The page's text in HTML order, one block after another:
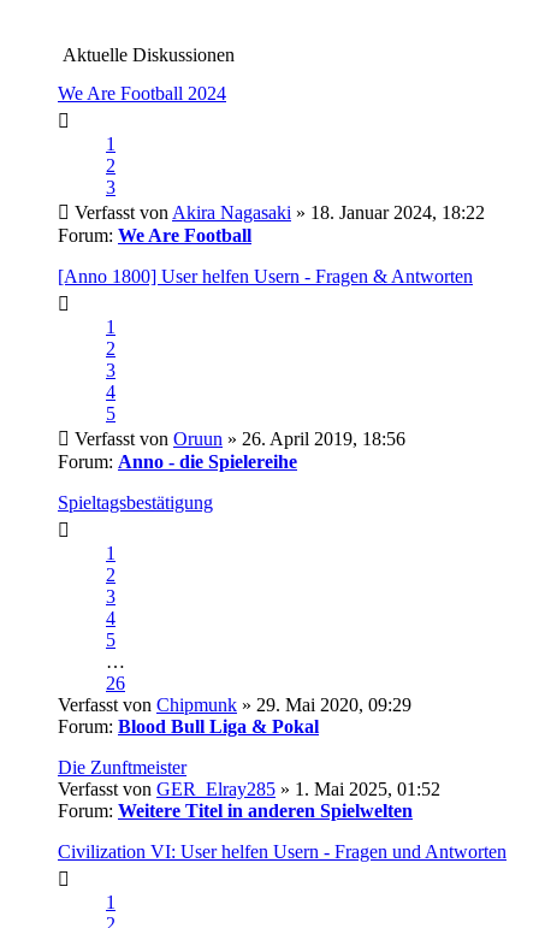
Aktuelle Diskussionen
We Are Football 2024
1
2
3
Verfasst von Akira Nagasaki » 18. Januar 2024, 18:22
Forum: We Are Football
[Anno 1800] User helfen Usern - Fragen & Antworten
1
2
3
4
5
Verfasst von Oruun » 26. April 2019, 18:56
Forum: Anno - die Spielereihe
Spieltagsbestätigung
1
2
3
4
5
…
26
Verfasst von Chipmunk » 29. Mai 2020, 09:29
Forum: Blood Bull Liga & Pokal
Die Zunftmeister
Verfasst von GER_Elray285 » 1. Mai 2025, 01:52
Forum: Weitere Titel in anderen Spielwelten
Civilization VI: User helfen Usern - Fragen und Antworten
1
2